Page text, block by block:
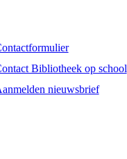
Bibliotheek op school
nieuwsbrief